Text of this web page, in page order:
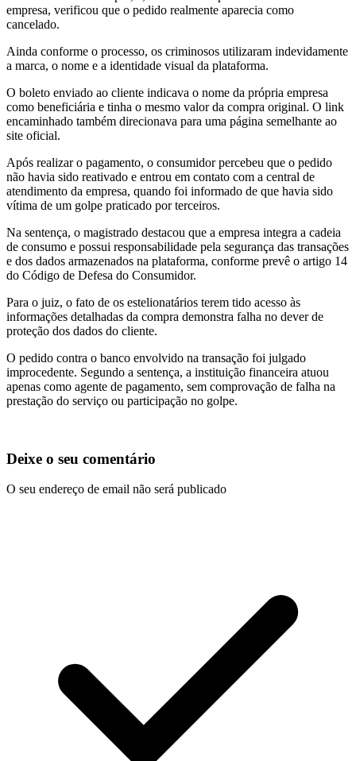
empresa, verificou que o pedido realmente aparecia como
cancelado.
Ainda conforme o processo, os criminosos utilizaram indevidamente
a marca, o nome e a identidade visual da plataforma.
O boleto enviado ao cliente indicava o nome da própria empresa
como beneficiária e tinha o mesmo valor da compra original. O link
encaminhado também direcionava para uma página semelhante ao
site oficial.
Após realizar o pagamento, o consumidor percebeu que o pedido
não havia sido reativado e entrou em contato com a central de
atendimento da empresa, quando foi informado de que havia sido
vítima de um golpe praticado por terceiros.
Na sentença, o magistrado destacou que a empresa integra a cadeia
de consumo e possui responsabilidade pela segurança das transações
e dos dados armazenados na plataforma, conforme prevê o artigo 14
do Código de Defesa do Consumidor.
Para o juiz, o fato de os estelionatários terem tido acesso às
informações detalhadas da compra demonstra falha no dever de
proteção dos dados do cliente.
O pedido contra o banco envolvido na transação foi julgado
improcedente. Segundo a sentença, a instituição financeira atuou
apenas como agente de pagamento, sem comprovação de falha na
prestação do serviço ou participação no golpe.
Deixe o seu comentário
O seu endereço de email não será publicado